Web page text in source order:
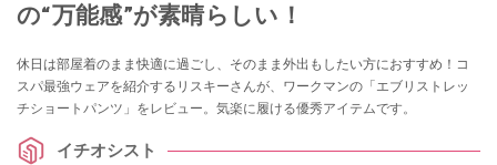
の“万能感”が素晴らしい！
休日は部屋着のまま快適に過ごし、そのまま外出もしたい方におすすめ！コ
スパ最強ウェアを紹介するリスキーさんが、ワークマンの「エブリストレッ
チショートパンツ」をレビュー。気楽に履ける優秀アイテムです。
イチオシスト